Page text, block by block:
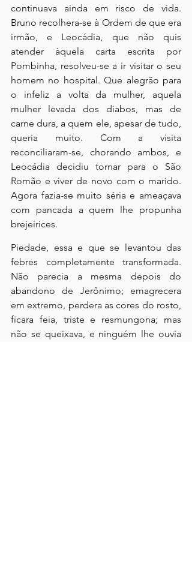
continuava ainda em risco de vida.
Bruno recolhera-se à Ordem de que era
irmão, e Leocádia, que não quis
atender àquela carta escrita por
Pombinha, resolveu-se a ir visitar o seu
homem no hospital. Que alegrão para
o infeliz a volta da mulher, aquela
mulher levada dos diabos, mas de
carne dura, a quem ele, apesar de tudo,
queria muito. Com a visita
reconciliaram-se, chorando ambos, e
Leocádia decidiu tornar para o São
Romão e viver de novo com o marido.
Agora fazia-se muito séria e ameaçava
com pancada a quem lhe propunha
brejeirices.
Piedade, essa e que se levantou das
febres completamente transformada.
Não parecia a mesma depois do
abandono de Jerônimo; emagrecera
em extremo, perdera as cores do rosto,
ficara feia, triste e resmungona; mas
não se queixava, e ninguém lhe ouvia